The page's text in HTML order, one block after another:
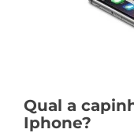
Qual a
Iphone?